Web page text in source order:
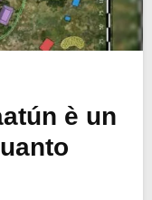
è un